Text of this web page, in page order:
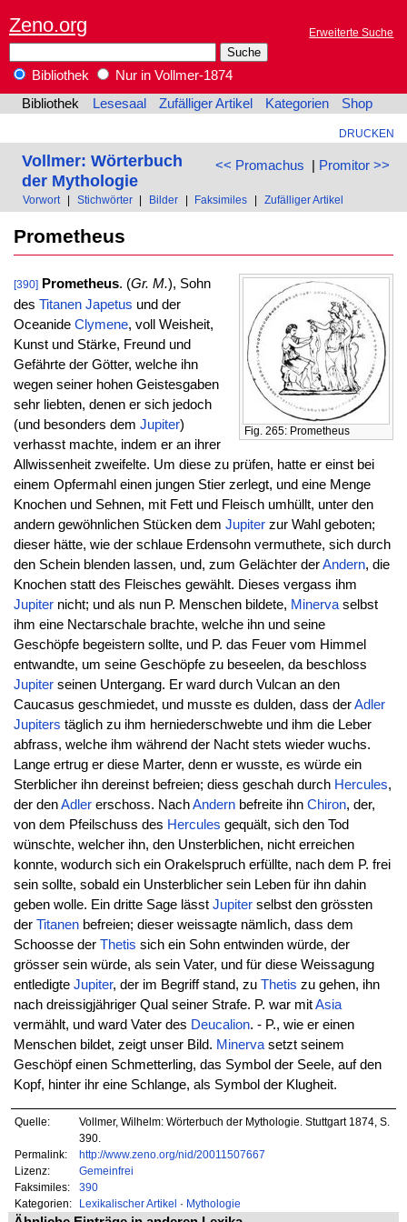
Zeno.org Erweiterte Suche
Bibliothek
Nur in Vollmer-1874
Bibliothek
Lesesaal Zufälliger Artikel Kategorien Shop
DRUCKEN
<< Promachus | Promitor >>
Vollmer: Wörterbuch
der Mythologie
Vorwort Stichwörter Bilder Faksimiles Zufälliger Artikel
Prometheus
Fig. 265: Prometheus
[390] Prometheus. (Gr. M.), Sohn
des Titanen Japetus und der
Oceanide Clymene, voll Weisheit,
Kunst und Stärke, Freund und
Gefährte der Götter, welche ihn
wegen seiner hohen Geistesgaben
sehr liebten, denen er sich jedoch
(und besonders dem Jupiter)
verhasst machte, indem er an ihrer
Allwissenheit zweifelte. Um diese zu prüfen, hatte er einst bei
einem Opfermahl einen jungen Stier zerlegt, und eine Menge
Knochen und Sehnen, mit Fett und Fleisch umhüllt, unter den
andern gewöhnlichen Stücken dem Jupiterzur Wahl geboten;
dieser hätte, wie der schlaue Erdensohn vermuthete, sich durch
den Schein blenden lassen, und, zum Gelächter derAndern, die
Knochen statt des Fleisches gewählt. Dieses vergass ihm
Jupiternicht; und als nun P. Menschen bildete, Minervaselbst
ihm eine Nectarschale brachte, welche ihn und seine
Geschöpfe begeistern sollte, und P. das Feuer vom Himmel
entwandte, um seine Geschöpfe zu beseelen, da beschloss
Jupiterseinen Untergang. Er ward durch Vulcan an den
Caucasus geschmiedet, und musste es dulden, dass derAdler
Jupiters täglich zu ihm herniederschwebte und ihm die Leber
abfrass, welche ihm während der Nacht stets wieder wuchs.
Lange ertrug er diese Marter, denn er wusste, es würde ein
Sterblicher ihn dereinst befreien; diess geschah durch Hercules,
der denAdlererschoss. NachAndernbefreite ihn Chiron, der,
von dem Pfeilschuss des Hercules gequält, sich den Tod
wünschte, welcher ihn, den Unsterblichen, nicht erreichen
konnte, wodurch sich ein Orakelspruch erfüllte, nach dem P. frei
sein sollte, sobald ein Unsterblicher sein Leben für ihn dahin
geben wolle. Ein dritte Sage lässt Jupiterselbst den grössten
der Titanenbefreien; dieser weissagte nämlich, dass dem
Schoosse der Thetis sich ein Sohn entwinden würde, der
grösser sein würde, als sein Vater, und für diese Weissagung
entledigte Jupiter, der im Begriff stand, zu Thetis zu gehen, ihn
nach dreissigjähriger Qual seiner Strafe. P. war mitAsia
vermählt, und ward Vater des Deucalion. - P., wie er einen
Menschen bildet, zeigt unser Bild. Minervasetzt seinem
Geschöpf einen Schmetterling, das Symbol der Seele, auf den
Kopf, hinter ihr eine Schlange, als Symbol der Klugheit.
Quelle:
Vollmer, Wilhelm: Wörterbuch der Mythologie. Stuttgart 1874, S.
390.
Permalink:
http://www.zeno.org/nid/20011507667
Lizenz:
Gemeinfrei
Faksimiles:
390
Kategorien:
Lexikalischer Artikel · Mythologie